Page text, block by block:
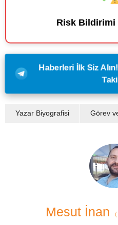
Risk Bildirimi
Haberleri İlk Siz
Yazar Biyografisi Görev
Mesut İnan (